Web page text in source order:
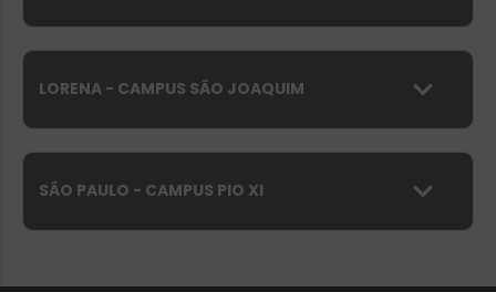
LORENA - CAMPUS SÃO JOAQUIM
SÃO PAULO - CAMPUS PIO XI